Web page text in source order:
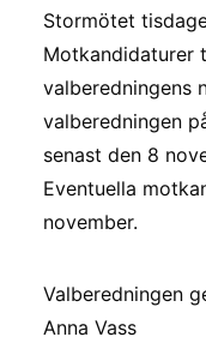
Stormötet
Motkandidaturer
valberedningens
valberedningen
senast den 8
Eventuella
november.
Valberedningen
Anna Vass